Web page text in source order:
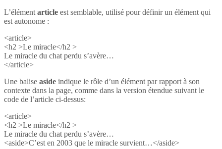
L’élément article est semblable, utilisé pour définir un élément qui
est autonome :
<article>
<h2 >Le miracle</h2 >
Le miracle du chat perdu s’avère…
</article>
Une balise aside indique le rôle d’un élément par rapport à son
contexte dans la page, comme dans la version étendue suivant le
code de l’article ci-dessus:
<article>
<h2 >Le miracle</h2 >
Le miracle du chat perdu s’avère…
<aside>C’est en 2003 que le miracle survient…</aside>